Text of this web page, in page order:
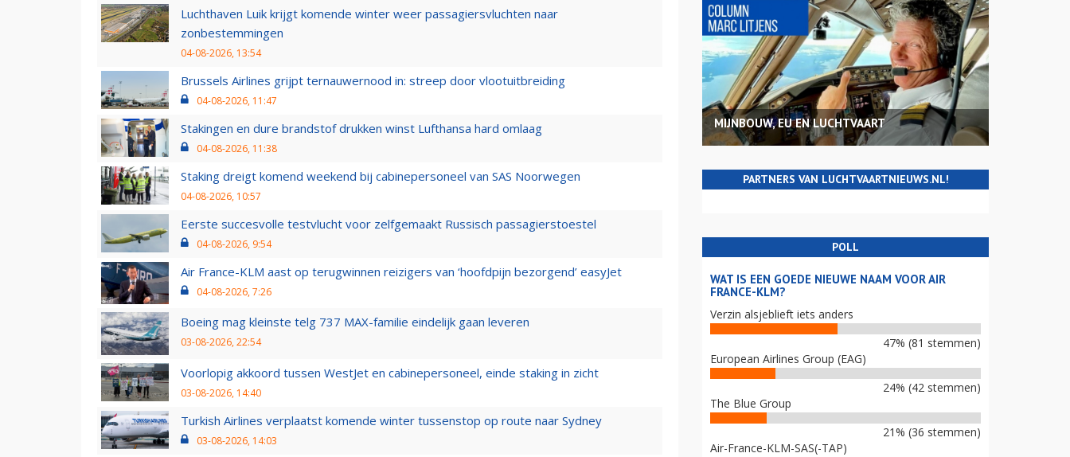
Luchthaven Luik krijgt komende winter weer passagiersvluchten naar
zonbestemmingen
04-08-2026, 13:54
Brussels Airlines grijpt ternauwernood in: streep door vlootuitbreiding
04-08-2026, 11:47
Stakingen en dure brandstof drukken winst Lufthansa hard omlaag
04-08-2026, 11:38
Staking dreigt komend weekend bij cabinepersoneel van SAS Noorwegen
04-08-2026, 10:57
Eerste succesvolle testvlucht voor zelfgemaakt Russisch passagierstoestel
04-08-2026, 9:54
Air France-KLM aast op terugwinnen reizigers van ‘hoofdpijn bezorgend’ easyJet
04-08-2026, 7:26
Boeing mag kleinste telg 737 MAX-familie eindelijk gaan leveren
03-08-2026, 22:54
Voorlopig akkoord tussen WestJet en cabinepersoneel, einde staking in zicht
03-08-2026, 14:40
Turkish Airlines verplaatst komende winter tussenstop op route naar Sydney
03-08-2026, 14:03
MIJNBOUW, EU EN LUCHTVAART
PARTNERS VAN LUCHTVAARTNIEUWS.NL!
POLL
WAT IS EEN GOEDE NIEUWE NAAM VOOR AIR
FRANCE-KLM?
Verzin alsjeblieft iets anders
47% (81 stemmen)
European Airlines Group (EAG)
24% (42 stemmen)
The Blue Group
21% (36 stemmen)
Air-France-KLM-SAS(-TAP)